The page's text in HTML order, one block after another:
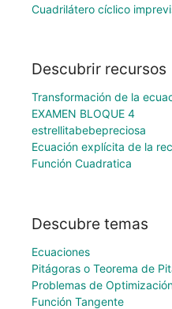
Cuadrilátero cíclico
Descubrir recursos
Transformación de la
EXAMEN BLOQUE 4
estrellitabebepreciosa
Ecuación explícita de la
Función Cuadratica
Descubre temas
Ecuaciones
Pitágoras o Teorema de
Problemas de
Función Tangente